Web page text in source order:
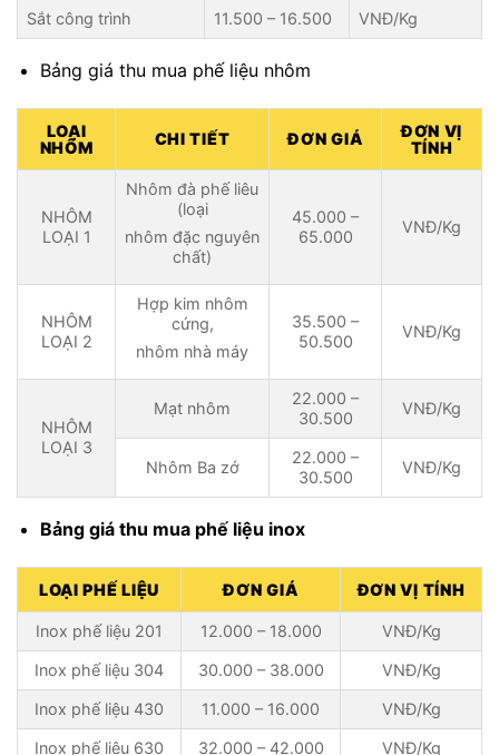
Sắt công trình 11.500 – 16.500 VNĐ/Kg
Bảng giá thu mua phế liệu nhôm
LOẠI
NHÔM
CHI TIẾT ĐƠN GIÁ
ĐƠN VỊ
TÍNH
NHÔM
LOẠI 1
Nhôm đà phế liêu
(loại
nhôm đặc nguyên
chất)
45.000 –
65.000
VNĐ/Kg
NHÔM
LOẠI 2
Hợp kim nhôm
cứng,
nhôm nhà máy
35.500 –
50.500
VNĐ/Kg
NHÔM
LOẠI 3
Mạt nhôm
22.000 –
30.500
VNĐ/Kg
Nhôm Ba zớ
22.000 –
30.500
VNĐ/Kg
Bảng giá thu mua phế liệu inox
LOẠI PHẾ LIỆU ĐƠN GIÁ ĐƠN VỊ TÍNH
Inox phế liệu 201 12.000 – 18.000 VNĐ/Kg
Inox phế liệu 304 30.000 – 38.000 VNĐ/Kg
Inox phế liệu 430 11.000 – 16.000 VNĐ/Kg
Inox phế liệu 630 32.000 – 42.000 VNĐ/Kg